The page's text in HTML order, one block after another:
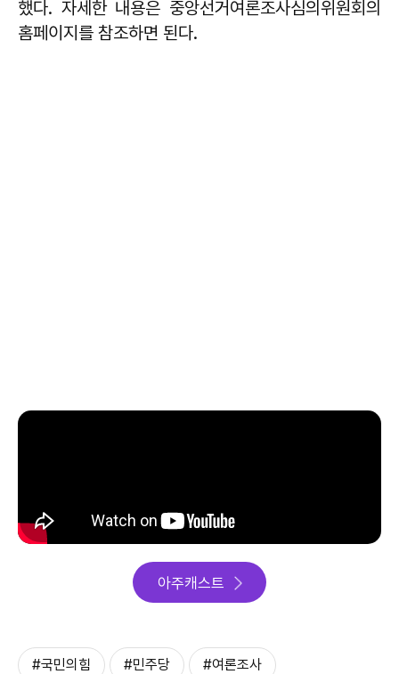
했다. 자세한 내용은 중앙선거여론조사심의위원회의
홈페이지를 참조하면 된다.
아주캐스트
#국민의힘 #민주당 #여론조사